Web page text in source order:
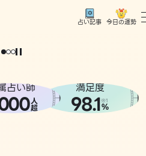
占い記事 今日の運勢
どうせなら
占い師
人
超
満足度
98.1※1
%